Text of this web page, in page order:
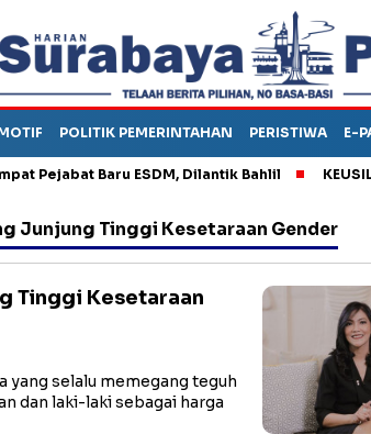
POLITIK PEMERINTAHAN PERISTIWA E-
Pejabat Baru ESDM, Dilantik Bahlil KEUSILAN
Junjung Tinggi Kesetaraan Gender
Tinggi Kesetaraan
yang selalu memegang teguh
dan laki-laki sebagai harga